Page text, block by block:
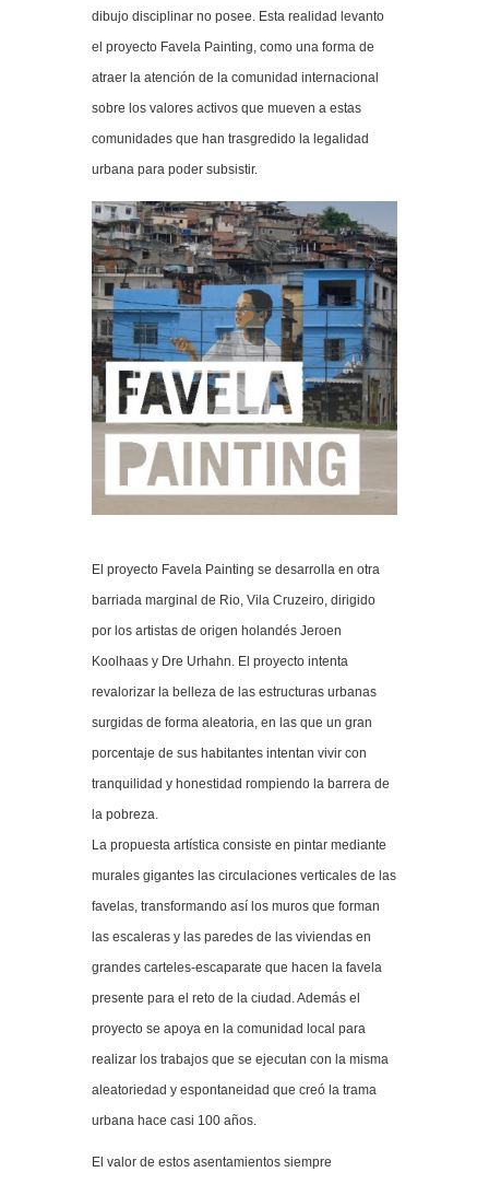
dibujo disciplinar no posee. Esta realidad levanto
el proyecto Favela Painting, como una forma de
atraer la atención de la comunidad internacional
sobre los valores activos que mueven a estas
comunidades que han trasgredido la legalidad
urbana para poder subsistir.
El proyecto Favela Painting se desarrolla en otra
barriada marginal de Rio, Vila Cruzeiro, dirigido
por los artistas de origen holandés Jeroen
Koolhaas y Dre Urhahn. El proyecto intenta
revalorizar la belleza de las estructuras urbanas
surgidas de forma aleatoria, en las que un gran
porcentaje de sus habitantes intentan vivir con
tranquilidad y honestidad rompiendo la barrera de
la pobreza.
La propuesta artística consiste en pintar mediante
murales gigantes las circulaciones verticales de las
favelas, transformando así los muros que forman
las escaleras y las paredes de las viviendas en
grandes carteles-escaparate que hacen la favela
presente para el reto de la ciudad. Además el
proyecto se apoya en la comunidad local para
realizar los trabajos que se ejecutan con la misma
aleatoriedad y espontaneidad que creó la trama
urbana hace casi 100 años.
El valor de estos asentamientos siempre